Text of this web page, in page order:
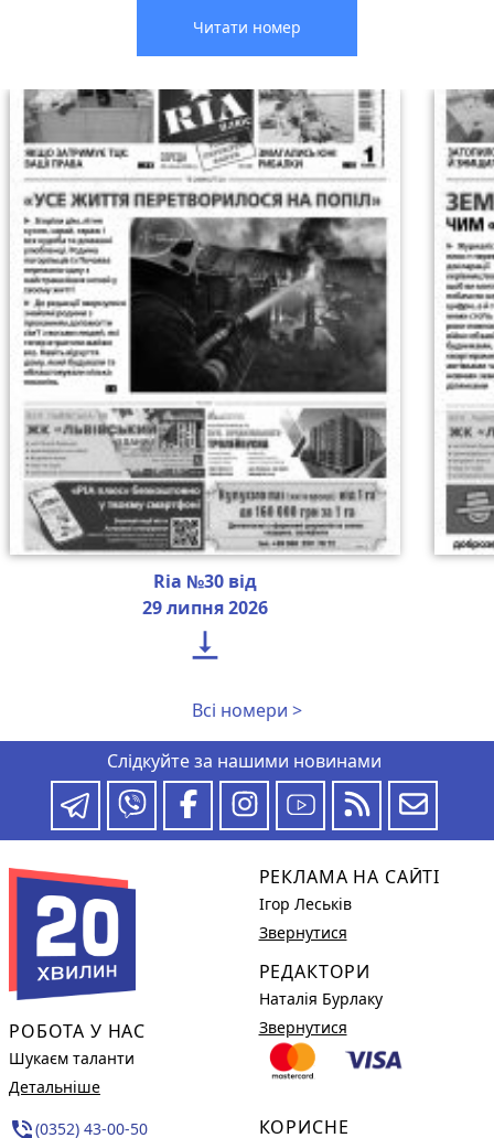
Читати номер
Ria №30 від
29 липня 2026

Всі номери >
Слідкуйте за нашими новинами
РОБОТА У НАС
Шукаєм таланти
Детальніше
phone_in_talk(0352) 43-00-50
РЕКЛАМА НА САЙТІ
Ігор Леськів
Звернутися
РЕДАКТОРИ
Наталія Бурлаку
Звернутися
КОРИСНЕ